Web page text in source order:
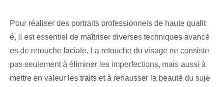
Pour réaliser des portraits professionnels de haute qualit
é, il est essentiel de maîtriser diverses techniques avancé
es de retouche faciale. La retouche du visage ne consiste
pas seulement à éliminer les imperfections, mais aussi à
mettre en valeur les traits et à rehausser la beauté du suje